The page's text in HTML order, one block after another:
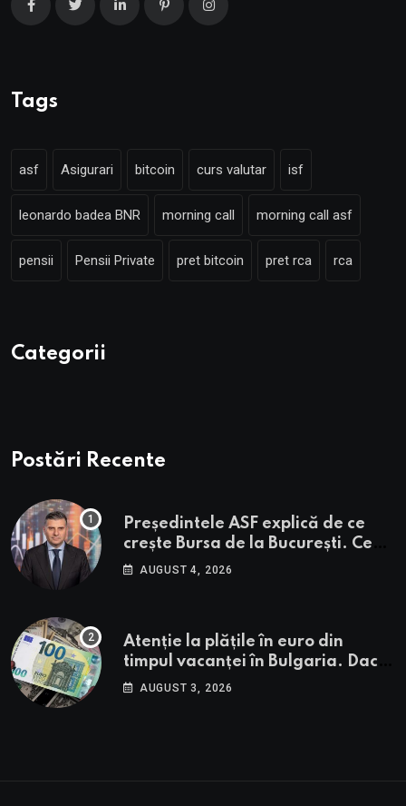
Tags
asf Asigurari bitcoin curs valutar isf
leonardo badea BNR morning call morning call asf
pensii Pensii Private pret bitcoin pret rca rca
Categorii
Postări Recente
Președintele ASF explică de ce
crește Bursa de la București. Ce
urmează pentru BVB potrivit lui
AUGUST 4, 2026
Atenție la plățile în euro din
timpul vacanței în Bulgaria. Dacă
în România cele mai falsificate
AUGUST 3, 2026